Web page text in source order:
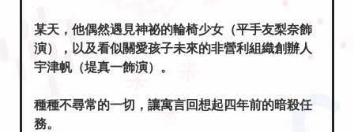
某天，他偶然遇見神祕的輪椅少女（平手友梨奈飾
演），以及看似關愛孩子未來的非營利組織創辦人
宇津帆（堤真一飾演）。
種種不尋常的一切，讓寓言回想起四年前的暗殺任
務。